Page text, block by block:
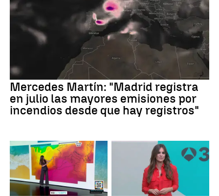
Mercedes Martín: "Madrid registra
en julio las mayores emisiones por
incendios desde que hay registros"